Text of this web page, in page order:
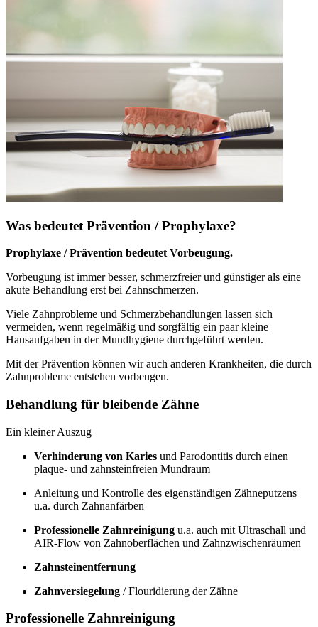
Was bedeutet Prävention / Prophylaxe?
Prophylaxe / Prävention bedeutet Vorbeugung.
Vorbeugung ist immer besser, schmerzfreier und günstiger als eine
akute Behandlung erst bei Zahnschmerzen.
Viele Zahnprobleme und Schmerzbehandlungen lassen sich
vermeiden, wenn regelmäßig und sorgfältig ein paar kleine
Hausaufgaben in der Mundhygiene durchgeführt werden.
Mit der Prävention können wir auch anderen Krankheiten, die durch
Zahnprobleme entstehen vorbeugen.
Behandlung für bleibende Zähne
Ein kleiner Auszug
Verhinderung von Karies und Parodontitis durch einen
plaque- und zahnsteinfreien Mundraum
Anleitung und Kontrolle des eigenständigen Zähneputzens
u.a. durch Zahnanfärben
Professionelle Zahnreinigung u.a. auch mit Ultraschall und
AIR-Flow von Zahnoberflächen und Zahnzwischenräumen
Zahnsteinentfernung
Zahnversiegelung / Flouridierung der Zähne
Professionelle Zahnreinigung